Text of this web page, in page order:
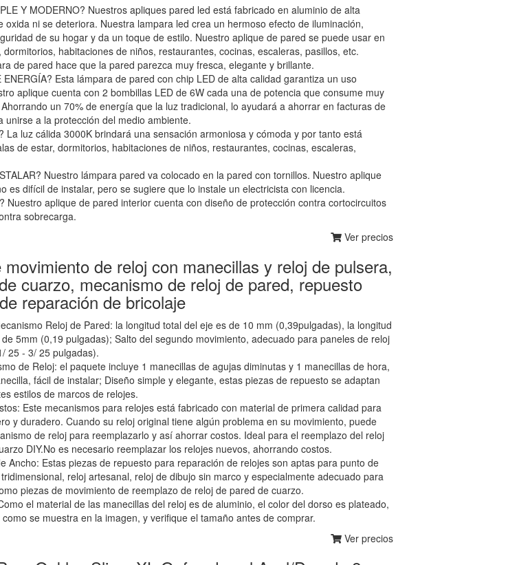
Y MODERNO? Nuestros apliques pared led está fabricado en aluminio de alta
oxida ni se deteriora. Nuestra lampara led crea un hermoso efecto de iluminación,
de su hogar y da un toque de estilo. Nuestro aplique de pared se puede usar en
dormitorios, habitaciones de niños, restaurantes, cocinas, escaleras, pasillos, etc.
de pared hace que la pared parezca muy fresca, elegante y brillante.
ENERGÍA? Esta lámpara de pared con chip LED de alta calidad garantiza un uso
aplique cuenta con 2 bombillas LED de 6W cada una de potencia que consume muy
un 70% de energía que la luz tradicional, lo ayudará a ahorrar en facturas de
unirse a la protección del medio ambiente.
La luz cálida 3000K brindará una sensación armoniosa y cómoda y por tanto está
de estar, dormitorios, habitaciones de niños, restaurantes, cocinas, escaleras,
Nuestro lámpara pared va colocado en la pared con tornillos. Nuestro aplique
es difícil de instalar, pero se sugiere que lo instale un electricista con licencia.
Nuestro aplique de pared interior cuenta con diseño de protección contra cortocircuitos
sobrecarga.
Ver precios
de reloj con manecillas y reloj de pulsera,
cuarzo, mecanismo de reloj de pared, repuesto
reparación de bricolaje
Reloj de Pared: la longitud total del eje es de 10 mm (0,39pulgadas), la longitud
5mm (0,19 pulgadas); Salto del segundo movimiento, adecuado para paneles de reloj
25 - 3/ 25 pulgadas).
de Reloj: el paquete incluye 1 manecillas de agujas diminutas y 1 manecillas de hora,
fácil de instalar; Diseño simple y elegante, estas piezas de repuesto se adaptan
estilos de marcos de relojes.
Este mecanismos para relojes está fabricado con material de primera calidad para
y duradero. Cuando su reloj original tiene algún problema en su movimiento, puede
de reloj para reemplazarlo y así ahorrar costos. Ideal para el reemplazo del reloj
DIY.No es necesario reemplazar los relojes nuevos, ahorrando costos.
Ancho: Estas piezas de repuesto para reparación de relojes son aptas para punto de
reloj artesanal, reloj de dibujo sin marco y especialmente adecuado para
piezas de movimiento de reemplazo de reloj de pared de cuarzo.
el material de las manecillas del reloj es de aluminio, el color del dorso es plateado,
se muestra en la imagen, y verifique el tamaño antes de comprar.
Ver precios